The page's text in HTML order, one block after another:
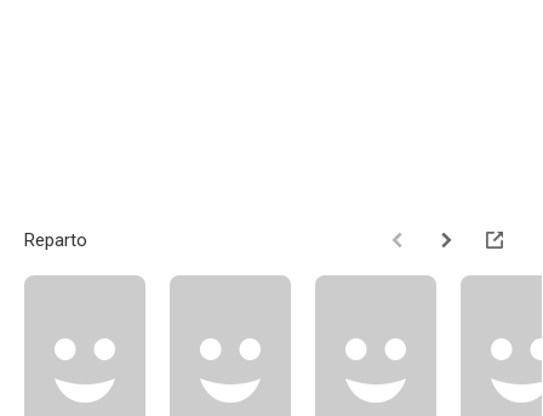
Reparto